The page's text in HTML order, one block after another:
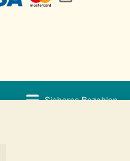
Sicheres Bezahlen